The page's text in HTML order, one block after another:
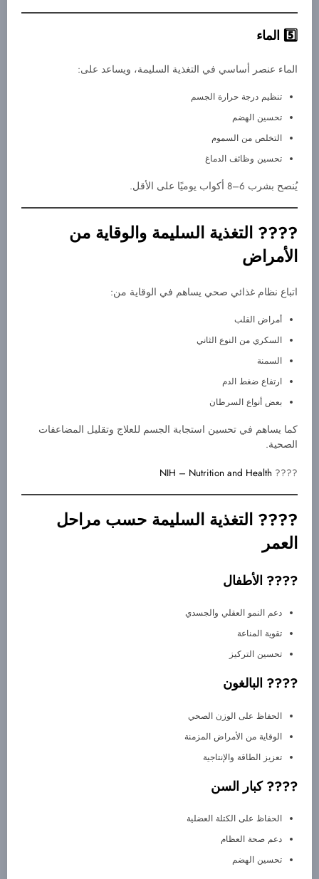
الماء
الماء عنصر أساسي في التغذية السليمة، ويساعد على:
تنظيم درجة حرارة الجسم
تحسين الهضم
التخلص من السموم
تحسين وظائف الدماغ
يُنصح بشرب 6–8 أكواب يوميًا على الأقل.
???? التغذية السليمة والوقاية من
الأمراض
اتباع نظام غذائي صحي يساهم في الوقاية من:
أمراض القلب
السكري من النوع الثاني
السمنة
ارتفاع ضغط الدم
بعض أنواع السرطان
كما يساهم في تحسين استجابة الجسم للعلاج وتقليل المضاعفات
الصحية.
????
NIH – Nutrition and Health
???? التغذية السليمة حسب مراحل
العمر
???? الأطفال
دعم النمو العقلي والجسدي
تقوية المناعة
تحسين التركيز
???? البالغون
الحفاظ على الوزن الصحي
الوقاية من الأمراض المزمنة
تعزيز الطاقة والإنتاجية
???? كبار السن
الحفاظ على الكتلة العضلية
دعم صحة العظام
تحسين الهضم